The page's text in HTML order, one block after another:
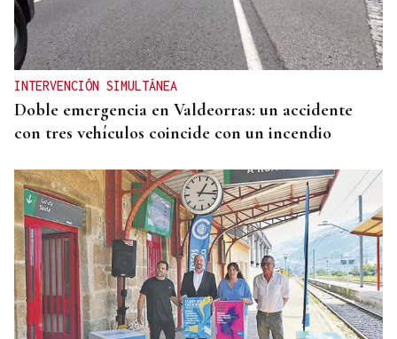
INTERVENCIÓN SIMULTÁNEA
Doble emergencia en Valdeorras: un accidente
con tres vehículos coincide con un incendio